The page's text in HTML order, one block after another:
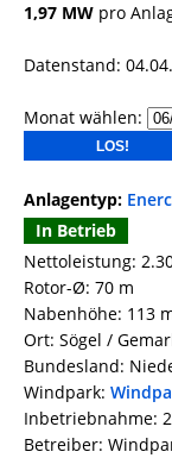
1,97 MW pro
Datenstand:
Monat wählen:
Anlagentyp:
In Betrieb
Nettoleistung:
Rotor-Ø: 70 m
Nabenhöhe: 113
Ort: Sögel /
Bundesland:
Windpark:
Inbetriebnahme:
Betreiber: